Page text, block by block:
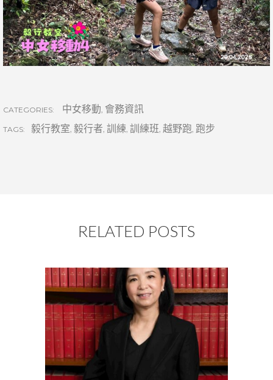
CATEGORIES: 中女移動, 會務資訊
TAGS: 毅行教室, 毅行者, 訓練, 訓練班, 越野跑, 跑步
RELATED POSTS